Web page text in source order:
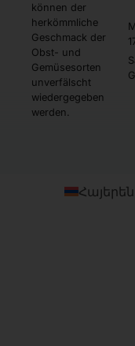
können der
herkömmliche
Geschmack der
Obst- und
Gemüsesorten
unverfälscht
wiedergegeben
werden.
Հայերեն